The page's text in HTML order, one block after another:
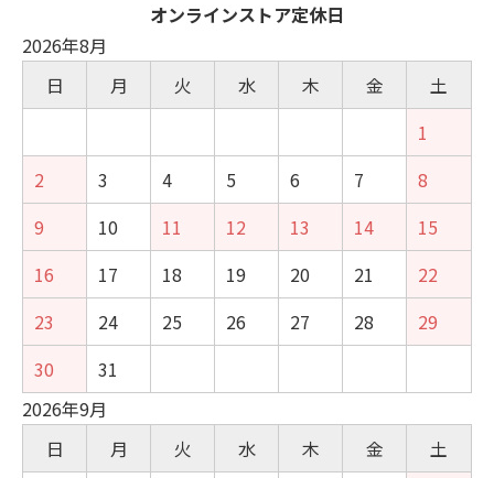
オンラインストア定休日
2026年8月
日
月 火 水 木 金
土
1
2
3 4 5 6 7
8
9
10 11 12 13 14
15
16
17 18 19 20 21
22
23
24 25 26 27 28
29
30
31
2026年9月
日
月 火 水 木 金
土